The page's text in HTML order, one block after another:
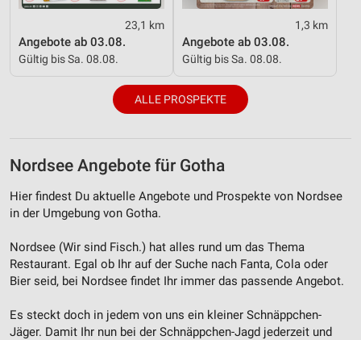
23,1 km
Angebote ab 03.08.
Gültig bis Sa. 08.08.
1,3 km
Angebote ab 03.08.
Gültig bis Sa. 08.08.
ALLE PROSPEKTE
Nordsee Angebote für Gotha
Hier findest Du aktuelle Angebote und Prospekte von Nordsee
in der Umgebung von Gotha.
Nordsee (Wir sind Fisch.) hat alles rund um das Thema
Restaurant. Egal ob Ihr auf der Suche nach Fanta, Cola oder
Bier seid, bei Nordsee findet Ihr immer das passende Angebot.
Es steckt doch in jedem von uns ein kleiner Schnäppchen-
Jäger. Damit Ihr nun bei der Schnäppchen-Jagd jederzeit und